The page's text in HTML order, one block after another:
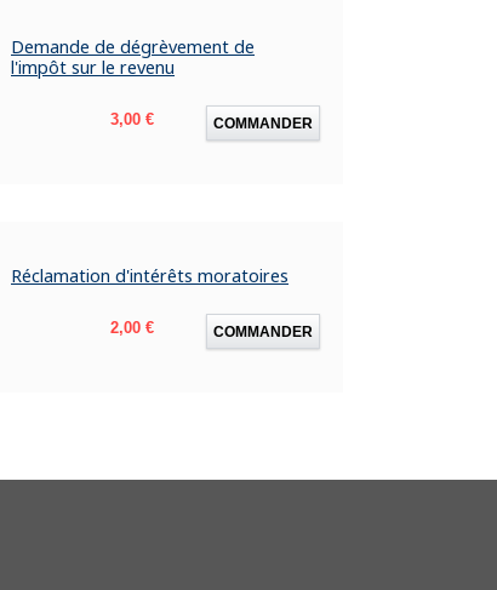
Demande de dégrèvement de
l'impôt sur le revenu
Prix
3,00 € COMMANDER
Réclamation d'intérêts moratoires
Prix
2,00 € COMMANDER